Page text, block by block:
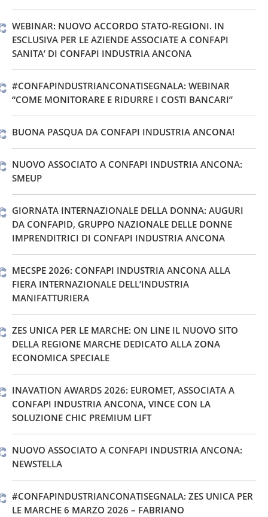
WEBINAR: NUOVO ACCORDO STATO-REGIONI. IN
ESCLUSIVA PER LE AZIENDE ASSOCIATE A CONFAPI
SANITA’ DI CONFAPI INDUSTRIA ANCONA
#CONFAPINDUSTRIANCONATISEGNALA: WEBINAR
“COME MONITORARE E RIDURRE I COSTI BANCARI”
BUONA PASQUA DA CONFAPI INDUSTRIA ANCONA!
NUOVO ASSOCIATO A CONFAPI INDUSTRIA ANCONA:
SMEUP
GIORNATA INTERNAZIONALE DELLA DONNA: AUGURI
DA CONFAPID, GRUPPO NAZIONALE DELLE DONNE
IMPRENDITRICI DI CONFAPI INDUSTRIA ANCONA
MECSPE 2026: CONFAPI INDUSTRIA ANCONA ALLA
FIERA INTERNAZIONALE DELL’INDUSTRIA
MANIFATTURIERA
ZES UNICA PER LE MARCHE: ON LINE IL NUOVO SITO
DELLA REGIONE MARCHE DEDICATO ALLA ZONA
ECONOMICA SPECIALE
INAVATION AWARDS 2026: EUROMET, ASSOCIATA A
CONFAPI INDUSTRIA ANCONA, VINCE CON LA
SOLUZIONE CHIC PREMIUM LIFT
NUOVO ASSOCIATO A CONFAPI INDUSTRIA ANCONA:
NEWSTELLA
#CONFAPINDUSTRIANCONATISEGNALA: ZES UNICA PER
LE MARCHE 6 MARZO 2026 – FABRIANO